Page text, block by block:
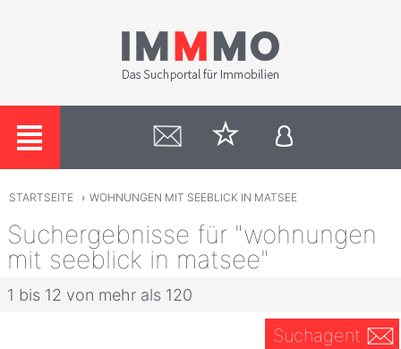
STARTSEITE › WOHNUNGEN MIT SEEBLICK IN MATSEE
Suchergebnisse für "wohnungen
mit seeblick in matsee"
1 bis 12 von mehr als 120
Suchagent